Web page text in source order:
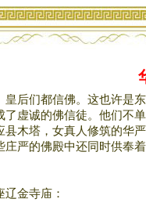
皇后们都信佛。这也许是
了虚诚的佛信徒。他们不
县木塔，女真人修筑的华
庄严的佛殿中还同时供奉
金寺庙：